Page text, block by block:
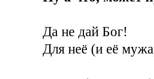
Да не дай Бог!
Для неё (и её